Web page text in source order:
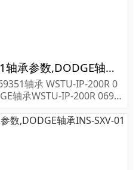
WSTU-IP-200R 069351轴承参数,DODGE轴承WSTU-IP-200R 069351重量
轴承 WSTU-IP-200R 0
轴承WSTU-IP-200R 0693